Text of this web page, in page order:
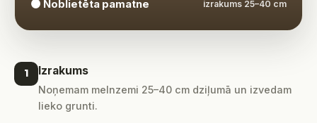
🟤 Noblietēta pamatne izrakums 25–40 cm
1 Izrakums
Noņemam melnzemi 25–40 cm dziļumā un izvedam
lieko grunti.